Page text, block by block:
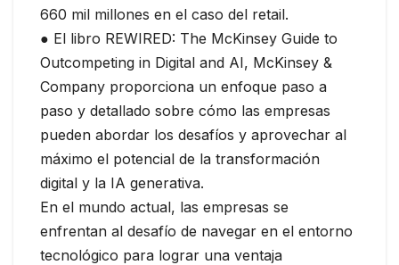
660 mil millones en el caso del retail.
● El libro REWIRED: The McKinsey Guide to
Outcompeting in Digital and AI, McKinsey &
Company proporciona un enfoque paso a
paso y detallado sobre cómo las empresas
pueden abordar los desafíos y aprovechar al
máximo el potencial de la transformación
digital y la IA generativa.
En el mundo actual, las empresas se
enfrentan al desafío de navegar en el entorno
tecnológico para lograr una ventaja